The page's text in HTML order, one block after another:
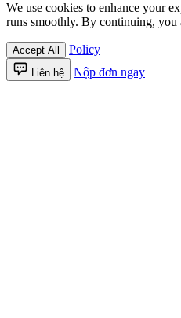
We use cookies to enhance your
runs smoothly. By continuing, you
Accept All Policy
Liên hệ Nộp đơn ngay